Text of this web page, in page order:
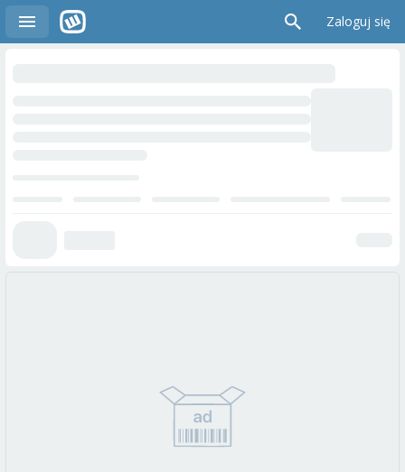
Zaloguj się